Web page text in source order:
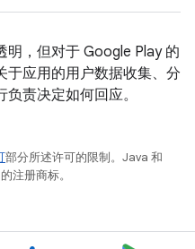
明，但对于 Google Play 的
于应用的用户数据收集、分
责决定如何回应。
部分所述许可的限制。Java 和
注册商标。